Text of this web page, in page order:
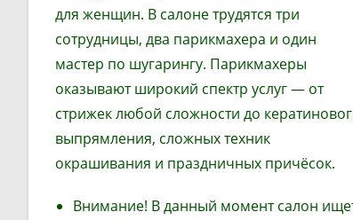
для женщин. В салоне трудятся три
сотрудницы, два парикмахера и один
мастер по шугарингу. Парикмахеры
оказывают широкий спектр услуг — от
стрижек любой сложности до
выпрямления, сложных техник
окрашивания и праздничных причёсок.
Внимание! В данный момент салон